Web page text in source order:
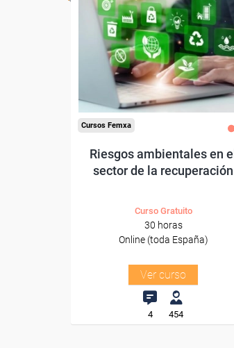
Para desempleados,
trabajadores y autónomos.
Sector
-Mediambiente.
Cursos Femxa
Riesgos ambientales en el
sector de la recuperación
Curso Gratuito
30 horas
Online (toda España)
Ver curso
4 454